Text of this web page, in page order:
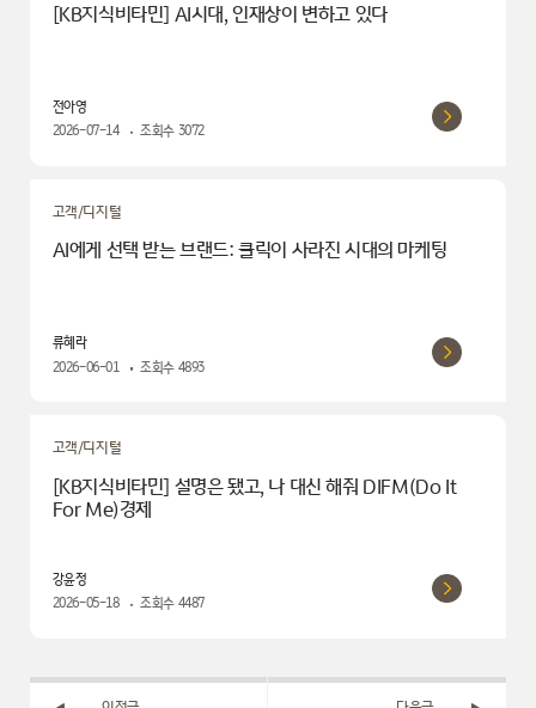
[KB지식비타민] AI시대, 인재상이 변하고 있다
전아영
2026-07-14
조회수 3072
고객/디지털
AI에게 선택 받는 브랜드: 클릭이 사라진 시대의 마케팅
류혜라
2026-06-01
조회수 4893
고객/디지털
[KB지식비타민] 설명은 됐고, 나 대신 해줘 DIFM(Do It
For Me)경제
강윤정
2026-05-18
조회수 4487